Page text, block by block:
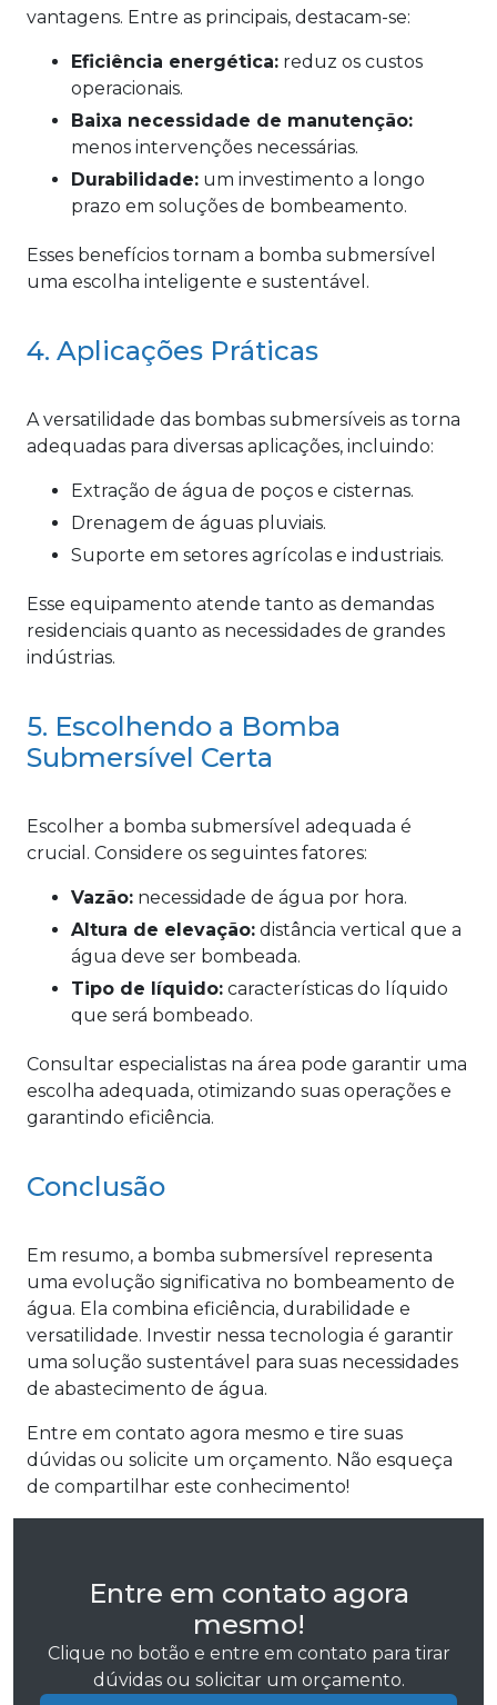
vantagens. Entre as principais, destacam-se:
Eficiência energética: reduz os custos
operacionais.
Baixa necessidade de manutenção:
menos intervenções necessárias.
Durabilidade: um investimento a longo
prazo em soluções de bombeamento.
Esses benefícios tornam a bomba submersível
uma escolha inteligente e sustentável.
4. Aplicações Práticas
A versatilidade das bombas submersíveis as torna
adequadas para diversas aplicações, incluindo:
Extração de água de poços e cisternas.
Drenagem de águas pluviais.
Suporte em setores agrícolas e industriais.
Esse equipamento atende tanto as demandas
residenciais quanto as necessidades de grandes
indústrias.
5. Escolhendo a Bomba
Submersível Certa
Escolher a bomba submersível adequada é
crucial. Considere os seguintes fatores:
Vazão: necessidade de água por hora.
Altura de elevação: distância vertical que a
água deve ser bombeada.
Tipo de líquido: características do líquido
que será bombeado.
Consultar especialistas na área pode garantir uma
escolha adequada, otimizando suas operações e
garantindo eficiência.
Conclusão
Em resumo, a bomba submersível representa
uma evolução significativa no bombeamento de
água. Ela combina eficiência, durabilidade e
versatilidade. Investir nessa tecnologia é garantir
uma solução sustentável para suas necessidades
de abastecimento de água.
Entre em contato agora mesmo e tire suas
dúvidas ou solicite um orçamento. Não esqueça
de compartilhar este conhecimento!
Entre em contato agora
mesmo!
Clique no botão e entre em contato para tirar
dúvidas ou solicitar um orçamento.